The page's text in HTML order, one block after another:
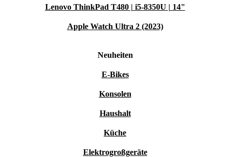
Lenovo ThinkPad T480 | i5-8350U | 14"
Apple Watch Ultra 2 (2023)
Neuheiten
E-Bikes
Konsolen
Haushalt
Küche
Elektrogroßgeräte